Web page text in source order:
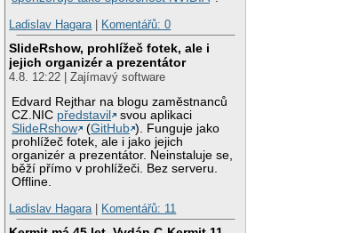
Ladislav Hagara| Komentářů: 0
SlideRshow, prohlížeč fotek, ale i
jejich organizér a prezentátor
4.8. 12:22 | Zajímavý software
Edvard Rejthar na blogu zaměstnanců
CZ.NIC představil
svou aplikaci
SlideRshow
(GitHub ). Funguje jako
prohlížeč fotek, ale i jako jejich
organizér a prezentátor. Neinstaluje se,
běží přímo v prohlížeči. Bez serveru.
Offline.
Ladislav Hagara| Komentářů: 11